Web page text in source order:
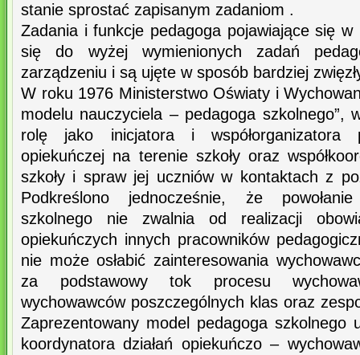
stanie sprostać zapisanym zadaniom .
Zadania i funkcje pedagoga pojawiające się w
się do wyżej wymienionych zadań
zarządzeniu i są ujęte w sposób bardziej
W roku 1976 Ministerstwo Oświaty i
modelu nauczyciela – pedagoga szkolnego”,
rolę jako inicjatora i współorganizatora
opiekuńczej na terenie szkoły oraz
szkoły i spraw jej uczniów w kontaktach z
Podkreślono jednocześnie, że
szkolnego nie zwalnia od realizacji
opiekuńczych innych pracowników
nie może osłabić zainteresowania
za podstawowy tok procesu
wychowawców poszczególnych klas oraz
Zaprezentowany model pedagoga szkolnego
koordynatora działań opiekuńczo –